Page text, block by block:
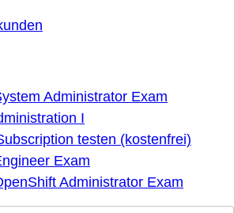
Administrator Exam
I
testen (kostenfrei)
Exam
Administrator Exam